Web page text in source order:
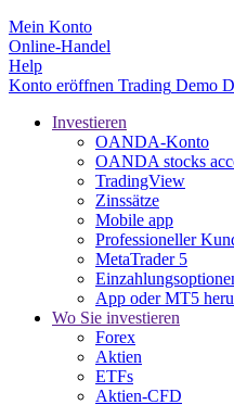
Mein Konto
Online-Handel
Help
Konto eröffnen Trading Demo
Investieren
OANDA-Konto
OANDA stocks
TradingView
Zinssätze
Mobile app
Professioneller
MetaTrader 5
App oder MT5
Wo Sie investieren
Forex
Aktien
ETFs
Aktien-CFD